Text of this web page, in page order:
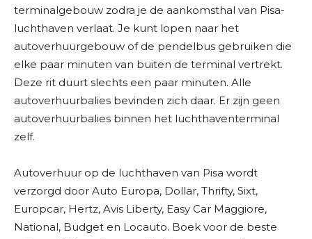
terminalgebouw zodra je de aankomsthal van Pisa-
luchthaven verlaat. Je kunt lopen naar het
autoverhuurgebouw of de pendelbus gebruiken die
elke paar minuten van buiten de terminal vertrekt.
Deze rit duurt slechts een paar minuten. Alle
autoverhuurbalies bevinden zich daar. Er zijn geen
autoverhuurbalies binnen het luchthaventerminal
zelf.
Autoverhuur op de luchthaven van Pisa wordt
verzorgd door Auto Europa, Dollar, Thrifty, Sixt,
Europcar, Hertz, Avis Liberty, Easy Car Maggiore,
National, Budget en Locauto. Boek voor de beste